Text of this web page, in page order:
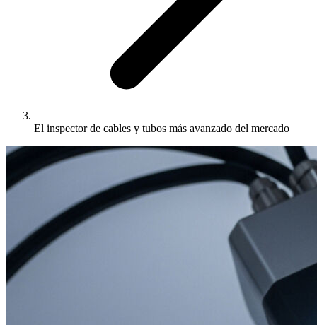
El inspector de cables y tubos más avanzado del mercado